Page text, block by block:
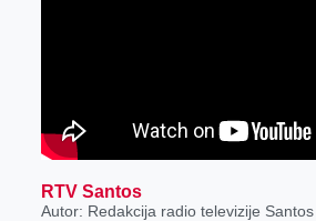
RTV Santos
Autor: Redakcija radio televizije Santos